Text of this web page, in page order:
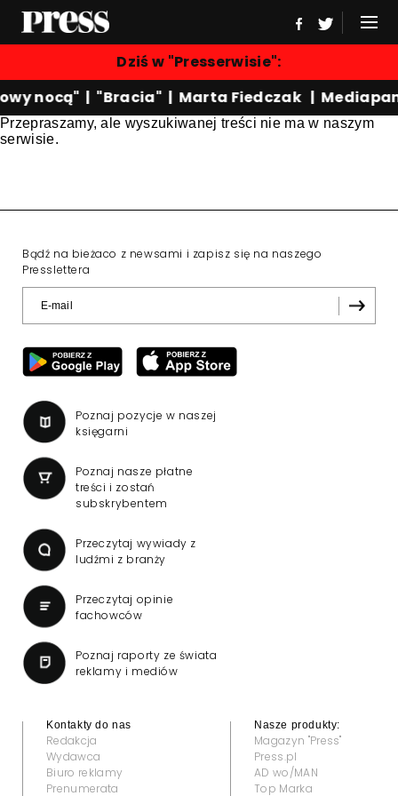
Dziś w "Presserwisie":
nocą" |"Bracia" | Marta Fiedczak |
Przepraszamy, ale wyszukiwanej treści nie ma w naszym
serwisie.
Bądź na bieżaco z newsami i zapisz się na naszego
Presslettera
Poznaj pozycje w naszej
księgarni
Poznaj nasze płatne
treści i zostań
subskrybentem
Przeczytaj wywiady z
ludźmi z branży
Przeczytaj opinie
fachowców
Poznaj raporty ze świata
reklamy i mediów
Kontakty do nas
Redakcja
Wydawca
Biuro reklamy
Prenumerata
Nasze produkty:
Magazyn "Press"
Press.pl
AD wo/MAN
Top Marka